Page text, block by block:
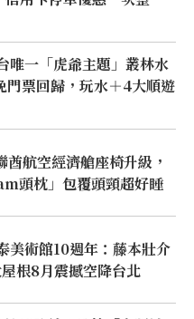
唯一「虎爺主題」叢林水
票回歸，玩水＋4大順遊
航空經濟艙座椅升級，
頭枕」包覆頭頸超好睡
美術館10週年：藤本壯介
根8月震撼空降台北